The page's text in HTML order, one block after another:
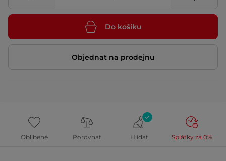
Do košíku
Objednat na prodejnu
Oblíbené Porovnat Hlídat Splátky za 0%